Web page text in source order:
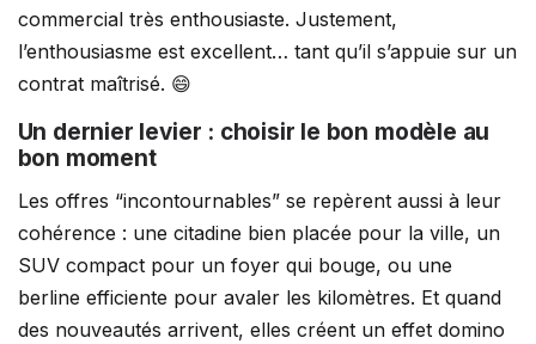
commercial très enthousiaste. Justement,
l’enthousiasme est excellent… tant qu’il s’appuie sur un
contrat maîtrisé. 😄
Un dernier levier : choisir le bon modèle au
bon moment
Les offres “incontournables” se repèrent aussi à leur
cohérence : une citadine bien placée pour la ville, un
SUV compact pour un foyer qui bouge, ou une
berline efficiente pour avaler les kilomètres. Et quand
des nouveautés arrivent, elles créent un effet domino